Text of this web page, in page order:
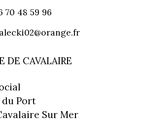
DE CAVALAIRE
du Port
Sur Mer
70 48 59 96